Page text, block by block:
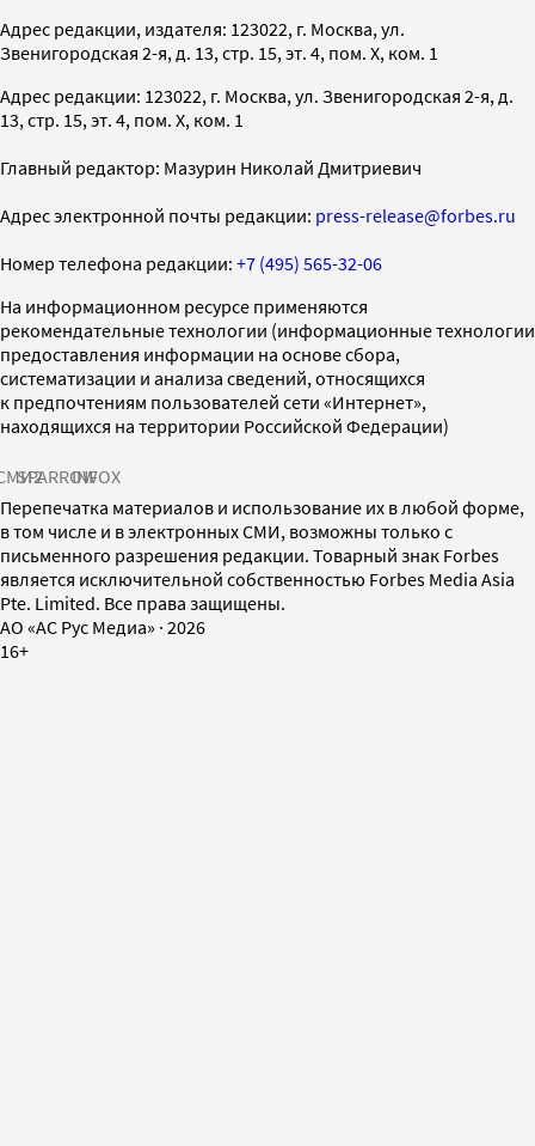
Адрес редакции, издателя: 123022, г. Москва, ул.
Звенигородская 2-я, д. 13, стр. 15, эт. 4, пом. X, ком. 1
Адрес редакции: 123022, г. Москва, ул. Звенигородская 2-я, д.
13, стр. 15, эт. 4, пом. X, ком. 1
Главный редактор: Мазурин Николай Дмитриевич
Адрес электронной почты редакции: press-release@forbes.ru
Номер телефона редакции: +7 (495) 565-32-06
На информационном ресурсе применяются
рекомендательные технологии (информационные технологии
предоставления информации на основе сбора,
систематизации и анализа сведений, относящихся
к предпочтениям пользователей сети «Интернет»,
находящихся на территории Российской Федерации)
SPARROWINFOX
Перепечатка материалов и использование их в любой форме,
в том числе и в электронных СМИ, возможны только с
письменного разрешения редакции. Товарный знак Forbes
является исключительной собственностью Forbes Media Asia
Pte. Limited. Все права защищены.
AO «АС Рус Медиа» · 2026
16+